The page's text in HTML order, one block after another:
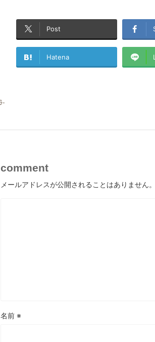
Post
Hatena
-
comment
メールアドレスが公開されることはありません
名前 ※